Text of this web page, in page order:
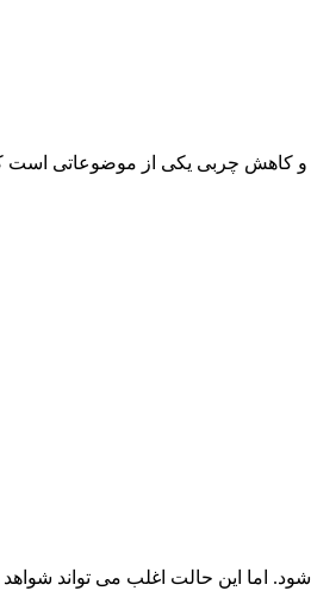
کاهش چربی یکی از موضوعاتی است
این حالت اغلب می تواند شواهد